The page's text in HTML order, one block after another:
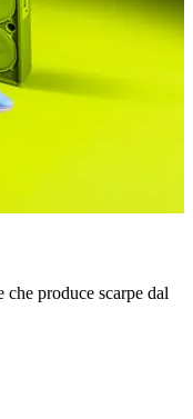
produce scarpe dal